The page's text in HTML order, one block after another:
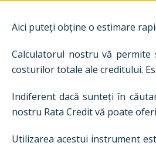
Aici puteți obține o estimare
Calculatorul nostru vă
costurilor totale ale creditului.
Indiferent dacă sunteți în
nostru Rata Credit vă poate
Utilizarea acestui instrument